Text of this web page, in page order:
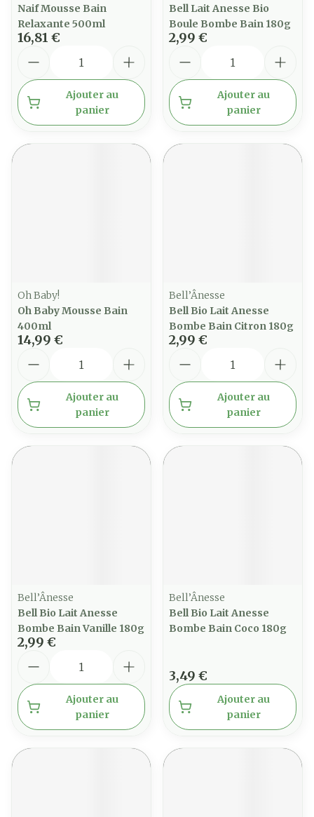
Naif Mousse Bain
Relaxante 500ml
16,81 €
Ajouter au
panier
Bell Lait Anesse Bio
Boule Bombe Bain 180g
2,99 €
Ajouter au
panier
Oh Baby!
Oh Baby Mousse Bain
400ml
14,99 €
Ajouter au
panier
Bell’Ânesse
Bell Bio Lait Anesse
Bombe Bain Citron 180g
2,99 €
Ajouter au
panier
Bell’Ânesse
Bell Bio Lait Anesse
Bombe Bain Vanille 180g
2,99 €
Ajouter au
panier
Bell’Ânesse
Bell Bio Lait Anesse
Bombe Bain Coco 180g
3,49 €
Ajouter au
panier